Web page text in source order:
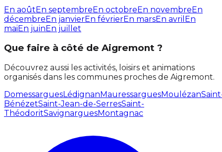
En aoûtEn septembreEn octobreEn novembreEn
décembreEn janvierEn févrierEn marsEn avril En
maiEn juinEn juillet
Que faire à côté de Aigremont ?
Découvrez aussi les activités, loisirs et animations
organisés dans les communes proches de Aigremont.
DomessarguesLédignanMauressarguesMoulézan
BénézetSaint-Jean-de-SerresSaint-
ThéodoritSavignarguesMontagnac